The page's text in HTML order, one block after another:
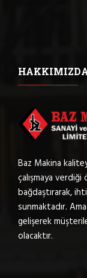
Baz Makina
çalışmaya
bağdaştırarak,
sunmaktadır.
gelişerek
olacaktır.